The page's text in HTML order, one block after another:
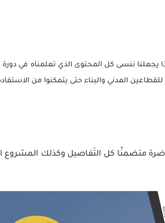
يجعلنا ننسى كل المحتوى الذي تعلمناه في دورة
المدني والبناء حتى يتمكنوا من
متضمنًا كل التَفاصيل وكذلك المشروع